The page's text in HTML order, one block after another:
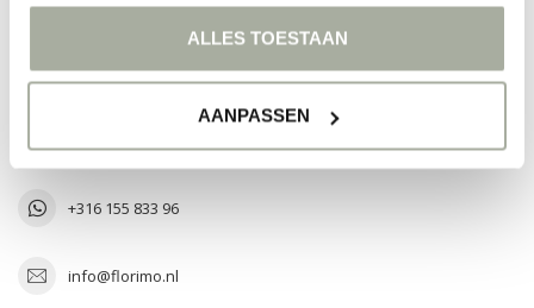
ALLES TOESTAAN
AANPASSEN
FLORIMO.NL
Nederland
+316 155 833 96
info@florimo.nl